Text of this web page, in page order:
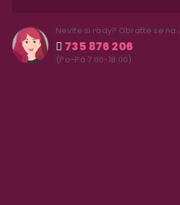
Nevíte si rady? Obraťte se na
735 876 206
(Po-Pá 7.00-18.00)